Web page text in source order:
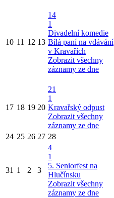
10 11 12 13
14
1
Divadelní komedie
Bílá paní na vdávání
v Kravařích
Zobrazit všechny
záznamy ze dne
17 18 19 20
21
1
Kravařský odpust
Zobrazit všechny
záznamy ze dne
24 25 26 27 28
31 1 2 3
4
1
5. Seniorfest na
Hlučínsku
Zobrazit všechny
záznamy ze dne